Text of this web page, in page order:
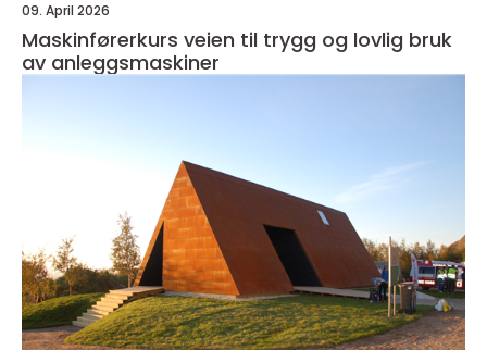
09. April 2026
Maskinførerkurs veien til trygg og lovlig bruk
av anleggsmaskiner